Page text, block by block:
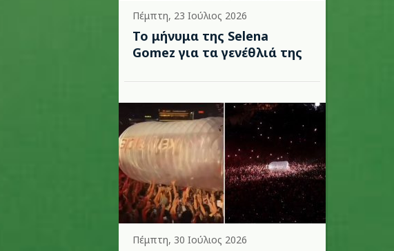
Πέμπτη, 23 Ιούλιος 2026
Το μήνυμα της Selena
Gomez για τα γενέθλιά της
Πέμπτη, 30 Ιούλιος 2026